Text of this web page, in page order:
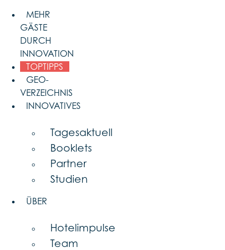
content
MEHR
GÄSTE
DURCH
INNOVATION
TOPTIPPS
GEO-
VERZEICHNIS
INNOVATIVES
Tagesaktuell
Booklets
Partner
Studien
ÜBER
Hotelimpulse
Team